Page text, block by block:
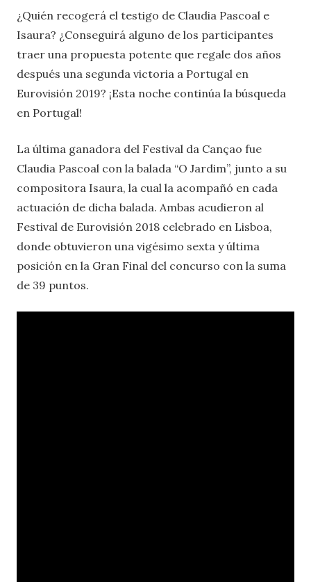
¿Quién recogerá el testigo de Claudia Pascoal e
Isaura? ¿Conseguirá alguno de los participantes
traer una propuesta potente que regale dos años
después una segunda victoria a Portugal en
Eurovisión 2019? ¡Esta noche continúa la búsqueda
en Portugal!
La última ganadora del Festival da Cançao fue
Claudia Pascoal con la balada “O Jardim”, junto a su
compositora Isaura, la cual la acompañó en cada
actuación de dicha balada. Ambas acudieron al
Festival de Eurovisión 2018 celebrado en Lisboa,
donde obtuvieron una vigésimo sexta y última
posición en la Gran Final del concurso con la suma
de 39 puntos.